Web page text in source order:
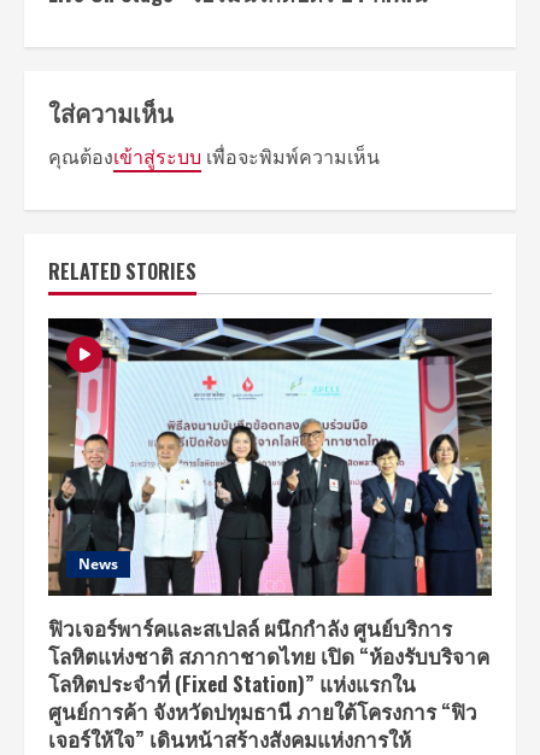
ใส่ความเห็น
คุณต้องเข้าสู่ระบบ เพื่อจะพิมพ์ความเห็น
RELATED STORIES
News
ฟิวเจอร์พาร์คและสเปลล์ ผนึกกำลัง ศูนย์บริการ
โลหิตแห่งชาติ สภากาชาดไทย เปิด “ห้องรับบริจาค
โลหิตประจำที่ (Fixed Station)” แห่งแรกใน
ศูนย์การค้า จังหวัดปทุมธานี ภายใต้โครงการ “ฟิว
เจอร์ให้ใจ” เดินหน้าสร้างสังคมแห่งการให้